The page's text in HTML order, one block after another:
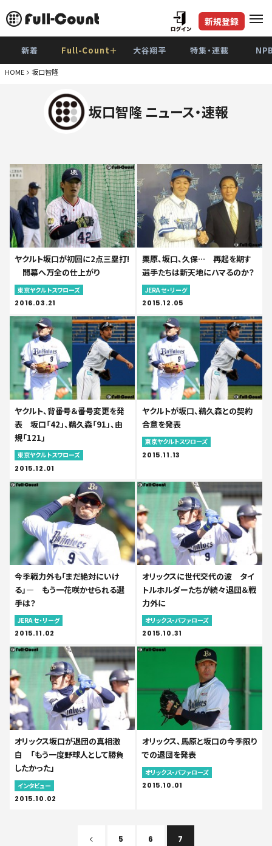
新規登録
新着 Full-Count＋ 大谷翔平 特集・連載
HOME 坂口智隆
坂口智隆 ニュース・速報
ヤクルト坂口が初回に2点三塁打!
開幕へ万全の仕上がり
東京ヤクルトスワローズ
2016.03.21
栗原、坂口、久保… 再起を期す
選手たちは新天地にハマるのか？
JERA セ・リーグ
2015.12.05
ヤクルト、背番号＆番号変更を発
表 坂口「42」、鵜久森「91」、由
規「121」
東京ヤクルトスワローズ
2015.12.01
ヤクルトが坂口、鵜久森との契約
合意を発表
東京ヤクルトスワローズ
2015.11.13
今季戦力外も「まだ絶対にいけ
る」― もう一花咲かせられる選
手は？
JERA セ・リーグ
2015.11.02
オリックスに世代交代の波 タイ
トルホルダーたちが続々退団＆戦
力外に
オリックス・バファローズ
2015.10.31
オリックス坂口が退団の真相激
白 「もう一度野球人として勝負
したかった」
インタビュー
2015.10.02
オリックス、馬原と坂口の今季限り
での退団を発表
オリックス・バファローズ
2015.10.01
5 6 7